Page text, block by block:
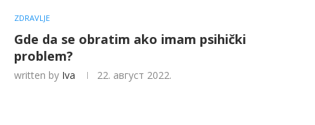
ZDRAVLJE
Gde da se obratim ako imam psihički
problem?
written by Iva 22. август 2022.